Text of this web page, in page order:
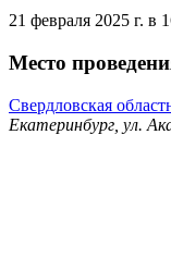
21 февраля 2025 г. в
Место
Свердловская
Екатеринбург, ул.